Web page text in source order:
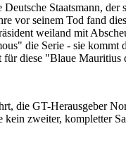
Staatsmann, der
vor seinem Tod fand
weiland mit
die Serie - sie kommt
diese "Blaue
die GT-Herausgeber
zweiter, kompletter